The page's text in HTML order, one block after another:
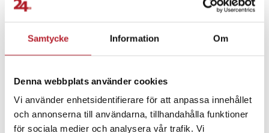
Samtycke Information Om
Denna webbplats använder cookies
Vi använder enhetsidentifierare för att anpassa innehållet
och annonserna till användarna, tillhandahålla funktioner
för sociala medier och analysera vår trafik. Vi
gör vinöppnaren lika praktisk i köket som representativ vid
Specifikation
- Produkttyp: Elektrisk vinöppnare
- Batterikapacitet: 800 mAh
- Laddning: Type-C
Fortsätt att fynda
Köksprodukter Rea 200kr & Uppåt